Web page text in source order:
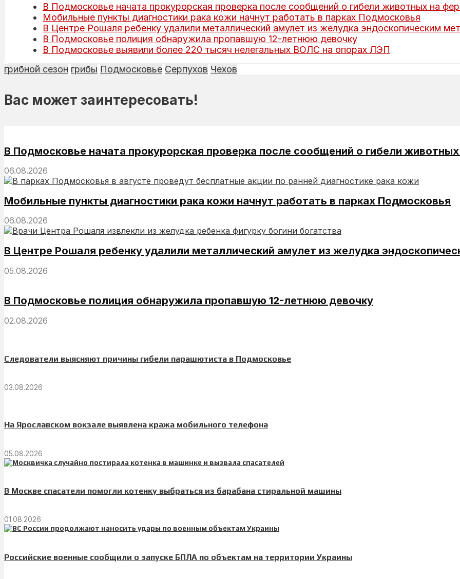
В Подмосковье начата прокурорская проверка после сообщений о гибели животных на
Мобильные пункты диагностики рака кожи начнут работать в парках Подмосковья
В Центре Рошаля ребенку удалили металлический амулет из желудка эндоскопическим
В Подмосковье полиция обнаружила пропавшую 12-летнюю девочку
В Подмосковье выявили более 220 тысяч нелегальных ВОЛС на опорах ЛЭП
грибной сезон грибы Подмосковье Серпухов Чехов
Вас может заинтересовать!
В Подмосковье начата прокурорская проверка после сообщений о гибели
06.08.2026
Мобильные пункты диагностики рака кожи начнут работать в парках Подмосковья
06.08.2026
В Центре Рошаля ребенку удалили металлический амулет из желудка
05.08.2026
В Подмосковье полиция обнаружила пропавшую 12-летнюю девочку
02.08.2026
Следователи выясняют причины гибели парашютиста в Подмосковье
03.08.2026
На Ярославском вокзале выявлена кража мобильного телефона
05.08.2026
В Москве спасатели помогли котенку выбраться из барабана стиральной машины
01.08.2026
Российские военные сообщили о запуске БПЛА по объектам на территории Украины